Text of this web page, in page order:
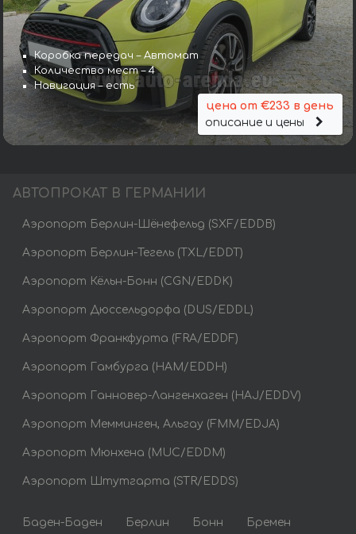
Коробка передач – Автомат
Количество мест – 4
Навигация – есть
цена от €233 в день
описание и цены
АВТОПРОКАТ В ГЕРМАНИИ
Аэропорт Берлин-Шёнефельд (SXF/EDDB)
Аэропорт Берлин-Тегель (TXL/EDDT)
Аэропорт Кёльн-Бонн (CGN/EDDK)
Аэропорт Дюссельдорфа (DUS/EDDL)
Аэропорт Франкфурта (FRA/EDDF)
Аэропорт Гамбурга (HAM/EDDH)
Аэропорт Ганновер-Лангенхаген (HAJ/EDDV)
Аэропорт Мемминген, Альгау (FMM/EDJA)
Аэропорт Мюнхена (MUC/EDDM)
Аэропорт Штутгарта (STR/EDDS)
Баден-Баден Берлин Бонн Бремен